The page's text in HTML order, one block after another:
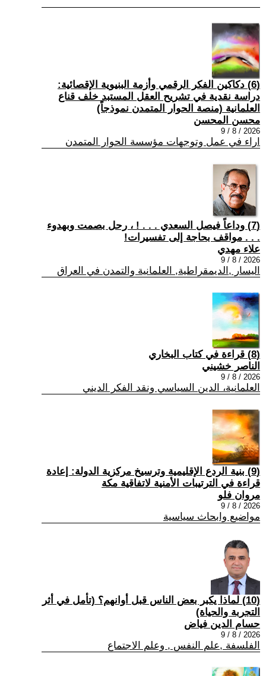
(6) دكاكين الفكر الرقمي وأزمة البنيوية الإقصائية:
دراسة نقدية في تشريح العقل المستبد خلف قناع
العلمانية (منصة الحوار المتمدن نموذجاً)
محسن المحسن
2026 / 8 / 9
اراء في عمل وتوجهات مؤسسة الحوار المتمدن
(7) وداعاً فيصل السعدي . . . ! ، رحل بصمت وبهدوء
. . . مواقف بحاجة إلى تفسيرات!
علاء مهدي
2026 / 8 / 9
اليسار ,الديمقراطية, العلمانية والتمدن في العراق
(8) قراءة في كتاب البخاري
الناصر خشيني
2026 / 8 / 9
العلمانية، الدين السياسي ونقد الفكر الديني
(9) بنية الردع الإقليمية وترسيخ مركزية الدولة: إعادة
قراءة في الترتيبات الأمنية لاتفاقية مكة
مروان فلو
2026 / 8 / 9
مواضيع وابحاث سياسية
(10) لماذا يكبر بعض الناس قبل أوانهم؟ (تأمل في أثر
التجربة والحياة)
حسام الدين فياض
2026 / 8 / 9
الفلسفة ,علم النفس , وعلم الاجتماع